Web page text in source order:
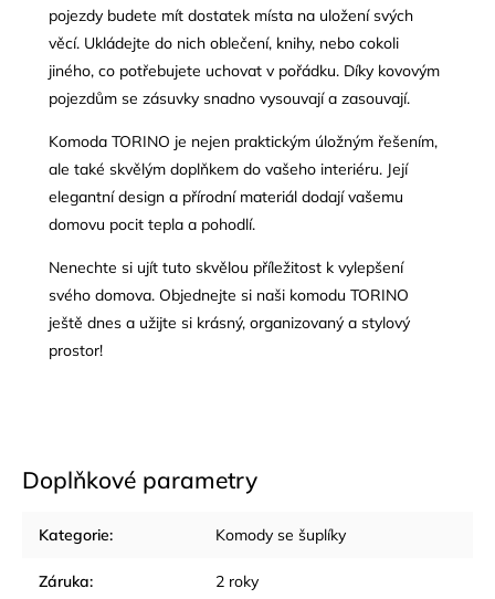
pojezdy budete mít dostatek místa na uložení svých
věcí. Ukládejte do nich oblečení, knihy, nebo cokoli
jiného, co potřebujete uchovat v pořádku. Díky kovovým
pojezdům se zásuvky snadno vysouvají a zasouvají.
Komoda TORINO je nejen praktickým úložným řešením,
ale také skvělým doplňkem do vašeho interiéru. Její
elegantní design a přírodní materiál dodají vašemu
domovu pocit tepla a pohodlí.
Nenechte si ujít tuto skvělou příležitost k vylepšení
svého domova. Objednejte si naši komodu TORINO
ještě dnes a užijte si krásný, organizovaný a stylový
prostor!
Doplňkové parametry
Kategorie: Komody se šuplíky
Záruka: 2 roky